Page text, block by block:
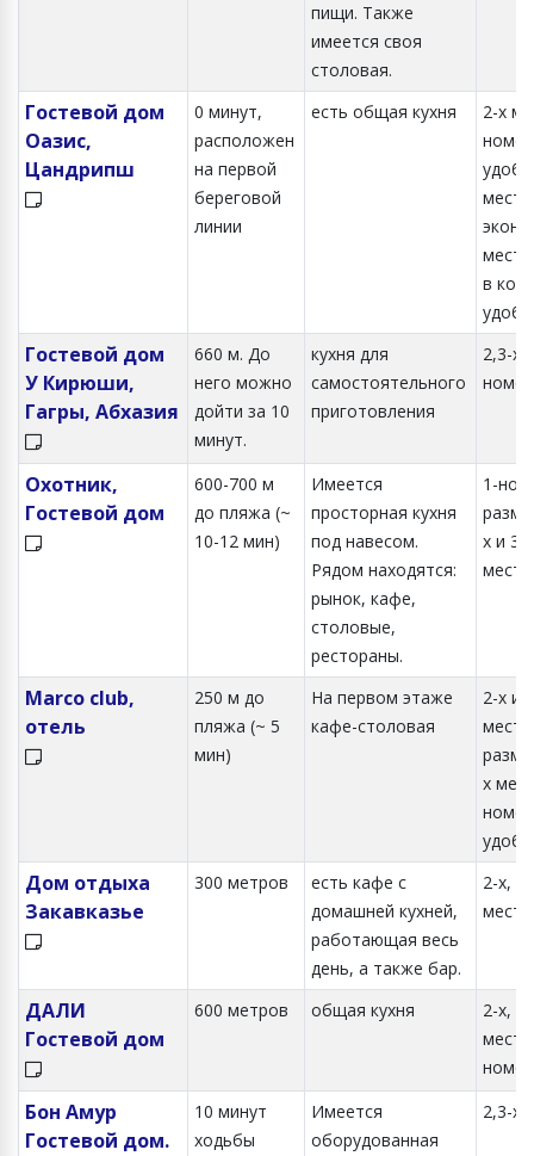
пищи. Также
имеется своя
столовая.
Гостевой дом
Оазис,
Цандрипш
0 минут,
расположен
на первой
береговой
линии
есть общая кухня
2-х
в
Гостевой дом
У Кирюши,
Гагры, Абхазия
660 м. До
него можно
дойти за 10
минут.
кухня для
самостоятельного
приготовления
2,3-х
Охотник,
Гостевой дом
600-700 м
до пляжа (~
10-12 мин)
Имеется
просторная кухня
под навесом.
Рядом находятся:
рынок, кафе,
столовые,
рестораны.
1-но
х и 3-
Marco club,
отель
250 м до
пляжа (~ 5
мин)
На первом этаже
кафе-столовая
2-х
х
Дом отдыха
Закавказье
300 метров
есть кафе с
домашней кухней,
работающая весь
день, а также бар.
2-х,
ДАЛИ
Гостевой дом
600 метров общая кухня
2-х,
Бон Амур
Гостевой дом.
10 минут
ходьбы
Имеется
оборудованная
2,3-х